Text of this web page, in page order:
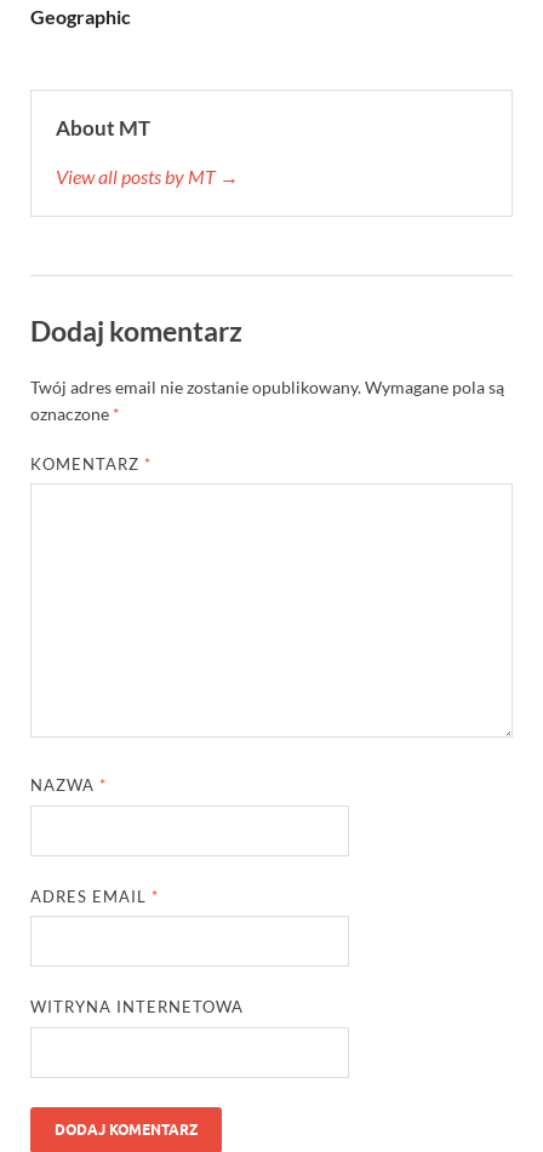
Geographic
About MT
View all posts by MT →
Dodaj komentarz
Twój adres email nie zostanie opublikowany.Wymagane pola są
oznaczone *
KOMENTARZ *
NAZWA *
ADRES EMAIL *
WITRYNA INTERNETOWA